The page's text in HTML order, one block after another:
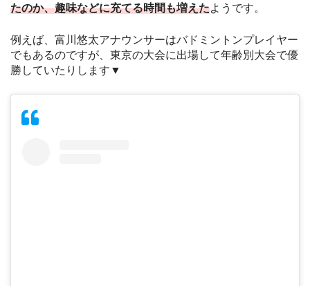
たのか、趣味などに充てる時間も増えたようです。
例えば、富川悠太アナウンサーはバドミントンプレイヤー
でもあるのですが、東京の大会に出場して年齢別大会で優
勝していたりします▼